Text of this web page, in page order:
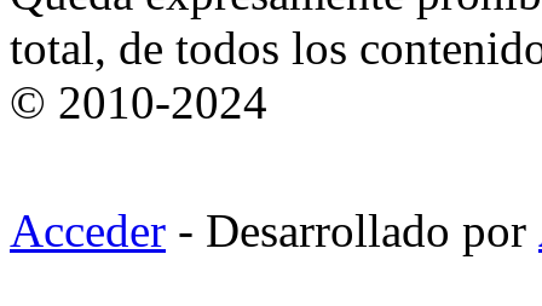
total, de todos los
© 2010-2024
Acceder - Desarrollado por